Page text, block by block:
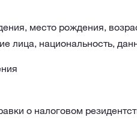
место рождения,
лица, национальность,
о налоговом